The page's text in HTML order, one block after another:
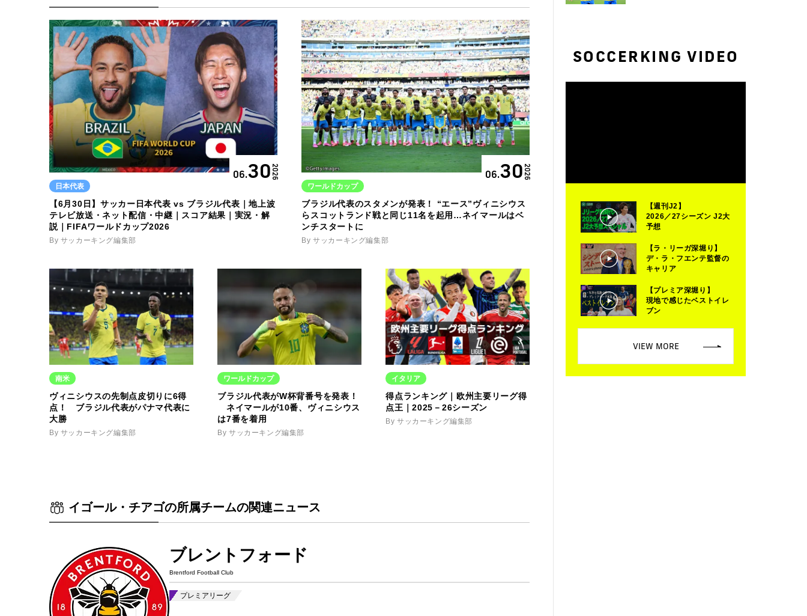
06.302026
日本代表
【6月30日】サッカー日本代表 vs ブラジル代表｜地上波
テレビ放送・ネット配信・中継｜スコア結果｜実況・解
説｜FIFAワールドカップ2026
By サッカーキング編集部
06.302026
ワールドカップ
ブラジル代表のスタメンが発表！ “エース”ヴィニシウス
らスコットランド戦と同じ11名を起用…ネイマールはベ
ンチスタートに
By サッカーキング編集部
南米
ヴィニシウスの先制点皮切りに6得
点！ ブラジル代表がパナマ代表に
大勝
By サッカーキング編集部
ワールドカップ
ブラジル代表がW杯背番号を発表！
ネイマールが10番、ヴィニシウス
は7番を着用
By サッカーキング編集部
イタリア
得点ランキング｜欧州主要リーグ得
点王｜2025－26シーズン
By サッカーキング編集部
イゴール・チアゴの所属チームの関連ニュース
ブレントフォード
Brentford Football Club
プレミアリーグ
SOCCERKING VIDEO
【週刊J2】
2026／27シーズン J2大
予想
【ラ・リーガ深堀り】
デ・ラ・フエンテ監督の
キャリア
【プレミア深堀り】
現地で感じたベストイレ
ブン
VIEW MORE